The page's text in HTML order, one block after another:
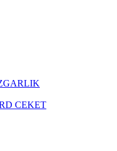
CEKET